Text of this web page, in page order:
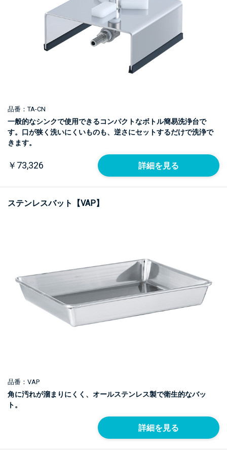
品番：TA-CN
一般的なシンクで使用できるコンパクトなボトル簡易洗浄台で
す。口が狭く洗いにくいものも、逆さにセットするだけで洗浄で
きます。
￥73,326 詳細を見る
ステンレスバット【VAP】
品番：VAP
角に汚れが溜まりにくく、オールステンレス製で衛生的なバッ
ト。
詳細を見る